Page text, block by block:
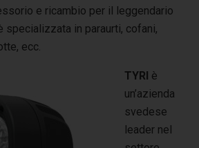
e ricambio per il leggendario
specializzata in paraurti, cofani,
ecc.
TYRI è
un’azienda
svedese
leader nel